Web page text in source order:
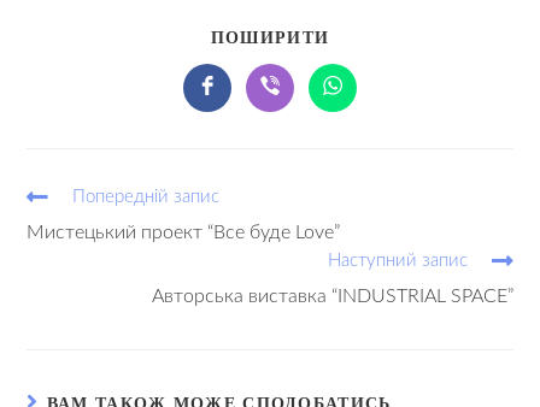
ПОШИРИТИ
Попередній запис
Мистецький проект “Все буде Love”
Наступний запис
Авторська виставка “INDUSTRIAL SPACE”